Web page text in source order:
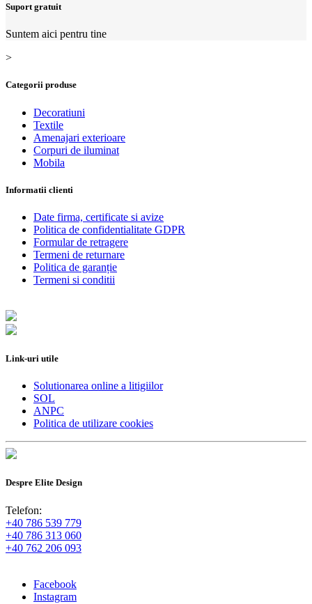
Suport gratuit
Suntem aici pentru tine
>
Categorii produse
Decoratiuni
Textile
Amenajari exterioare
Corpuri de iluminat
Mobila
Informatii clienti
Date firma, certificate si avize
Politica de confidentialitate GDPR
Formular de retragere
Termeni de returnare
Politica de garanție
Termeni si conditii
Link-uri utile
Solutionarea online a litigiilor
SOL
ANPC
Politica de utilizare cookies
Despre Elite Design
Telefon:
+40 786 539 779
+40 786 313 060
+40 762 206 093
Facebook
Instagram